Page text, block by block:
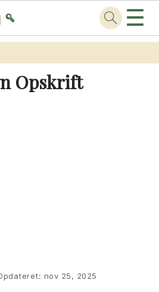
🥄 ☰
Opskrift
nov 25, 2025